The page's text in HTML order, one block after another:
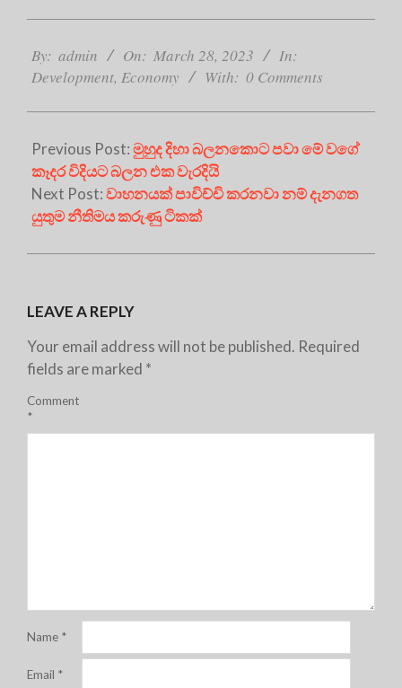
03-
28
By: admin On: March 28, 2023
In:
Development, Economy With: 0 Comments
Previous Post:මුහුද දිහා බලනකොට පවා මේ වගේ
කෑදර විදියට බලන එක වැරදියි
Next Post:වාහනයක් පාවිච්චි කරනවා නම් දැනගත
යුතුම නීතිමය කරුණු ටිකක්
LEAVE A REPLY
Your email address will not be published. Required
fields are marked *
Comment
*
Name *
Email *